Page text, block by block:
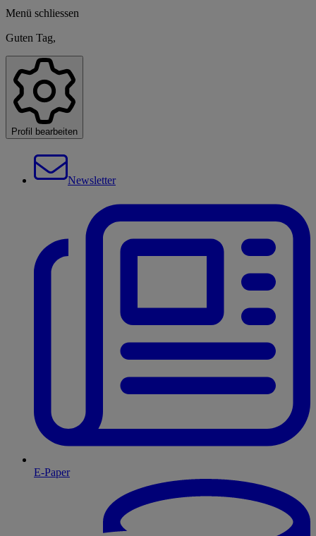
Menü schliessen
Guten Tag,
Profil bearbeiten
Newsletter
E-Paper